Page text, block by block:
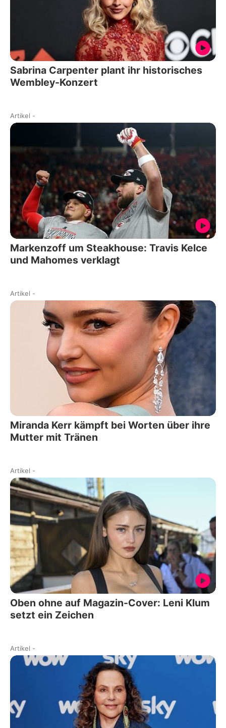
Sabrina Carpenter plant ihr historisches
Wembley-Konzert
Artikel -
Markenzoff um Steakhouse: Travis Kelce
und Mahomes verklagt
Artikel -
Miranda Kerr kämpft bei Worten über ihre
Mutter mit Tränen
Artikel -
Oben ohne auf Magazin-Cover: Leni Klum
setzt ein Zeichen
Artikel -